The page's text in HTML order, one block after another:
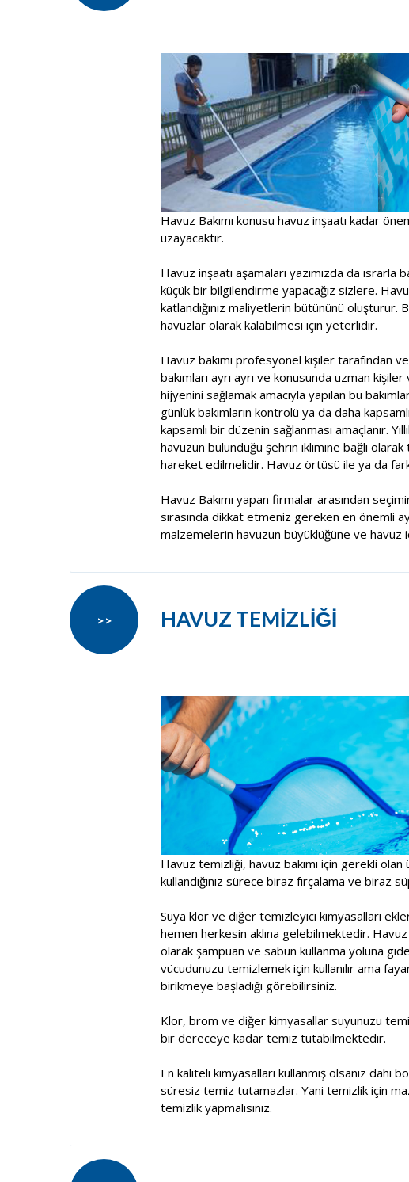
Havuz Bakımı konusu havuz inşaatı kadar
uzayacaktır.
Havuz inşaatı aşamaları yazımızda da
küçük bir bilgilendirme yapacağız sizlere.
katlandığınız maliyetlerin bütününü oluşturur.
havuzlar olarak kalabilmesi için yeterlidir.
Havuz bakımı profesyonel kişiler tarafından ve
bakımları ayrı ayrı ve konusunda uzman
hijyenini sağlamak amacıyla yapılan bu
günlük bakımların kontrolü ya da daha
kapsamlı bir düzenin sağlanması amaçlanır.
havuzun bulunduğu şehrin iklimine bağlı
hareket edilmelidir. Havuz örtüsü ile ya da
Havuz Bakımı yapan firmalar arasından
sırasında dikkat etmeniz gereken en önemli
malzemelerin havuzun büyüklüğüne ve havuz
HAVUZ TEMİZLİĞİ
>>
Havuz temizliği, havuz bakımı için gerekli
kullandığınız sürece biraz fırçalama ve biraz
Suya klor ve diğer temizleyici kimyasalları
hemen herkesin aklına gelebilmektedir. Havuz
olarak şampuan ve sabun kullanma yoluna
vücudunuzu temizlemek için kullanılır ama
birikmeye başladığı görebilirsiniz.
Klor, brom ve diğer kimyasallar suyunuzu
bir dereceye kadar temiz tutabilmektedir.
En kaliteli kimyasalları kullanmış olsanız dahi
süresiz temiz tutamazlar. Yani temizlik için
temizlik yapmalısınız.